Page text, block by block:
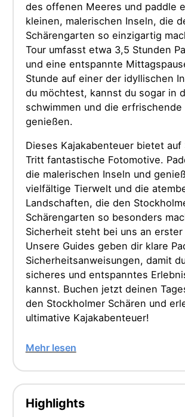
des offenen Meeres und paddle
kleinen, malerischen Inseln, die
Schärengarten so einzigartig
Tour umfasst etwa 3,5 Stunden
und eine entspannte
Stunde auf einer der idyllischen
du möchtest, kannst du sogar in
schwimmen und die erfrischende
genießen.
Dieses Kajakabenteuer bietet auf
Tritt fantastische Fotomotive.
die malerischen Inseln und
vielfältige Tierwelt und die
Landschaften, die den
Schärengarten so besonders
Sicherheit steht bei uns an erster
Unsere Guides geben dir klare
Sicherheitsanweisungen, damit
sicheres und entspanntes
kannst. Buchen jetzt deinen
den Stockholmer Schären und
ultimative Kajakabenteuer!
Mehr lesen
Highlights